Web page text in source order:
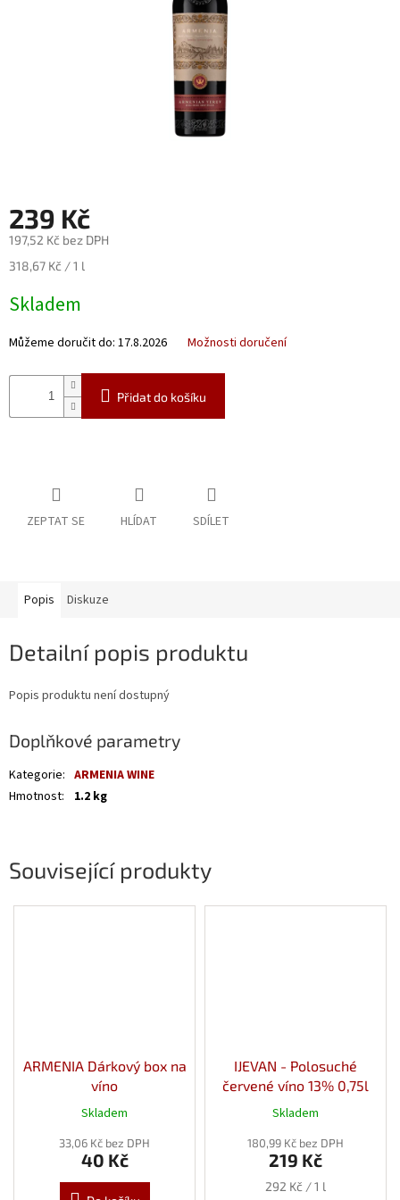
Měna
(CZK)
239 Kč
197,52 Kč bez DPH
Měrná
318,67 Kč / 1 l
Skladem
Můžeme doručit do: 17.8.2026 Možnosti doručení
Přidat do košíku
ZEPTAT SE HLÍDAT SDÍLET
Související produkty
ARMENIA Dárkový box na
víno
Skladem
33,06 Kč bez DPH
40 Kč
IJEVAN - Polosuché
červené víno 13% 0,75l
Skladem
180,99 Kč bez DPH
219 Kč
Měrná
292 Kč / 1 l
Popis Diskuze
Detailní popis produktu
Popis produktu není dostupný
Doplňkové parametry
Kategorie: ARMENIA WINE
Hmotnost: 1.2 kg